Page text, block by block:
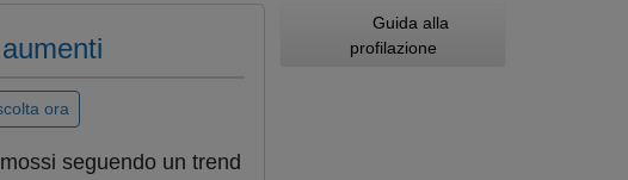
ora
seguendo un trend
Guida alla
profilazione